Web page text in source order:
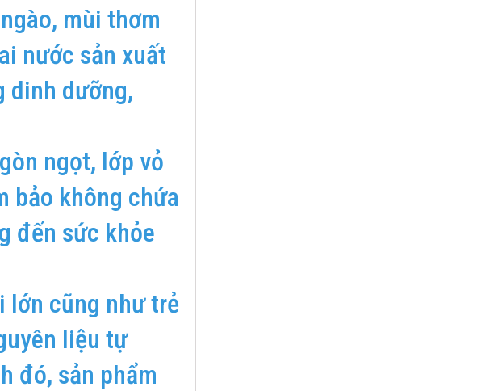
mùi thơm
nước sản xuất
dinh dưỡng,
ngọt, lớp vỏ
bảo không chứa
đến sức khỏe
lớn cũng như trẻ
liệu tự
đó, sản phẩm